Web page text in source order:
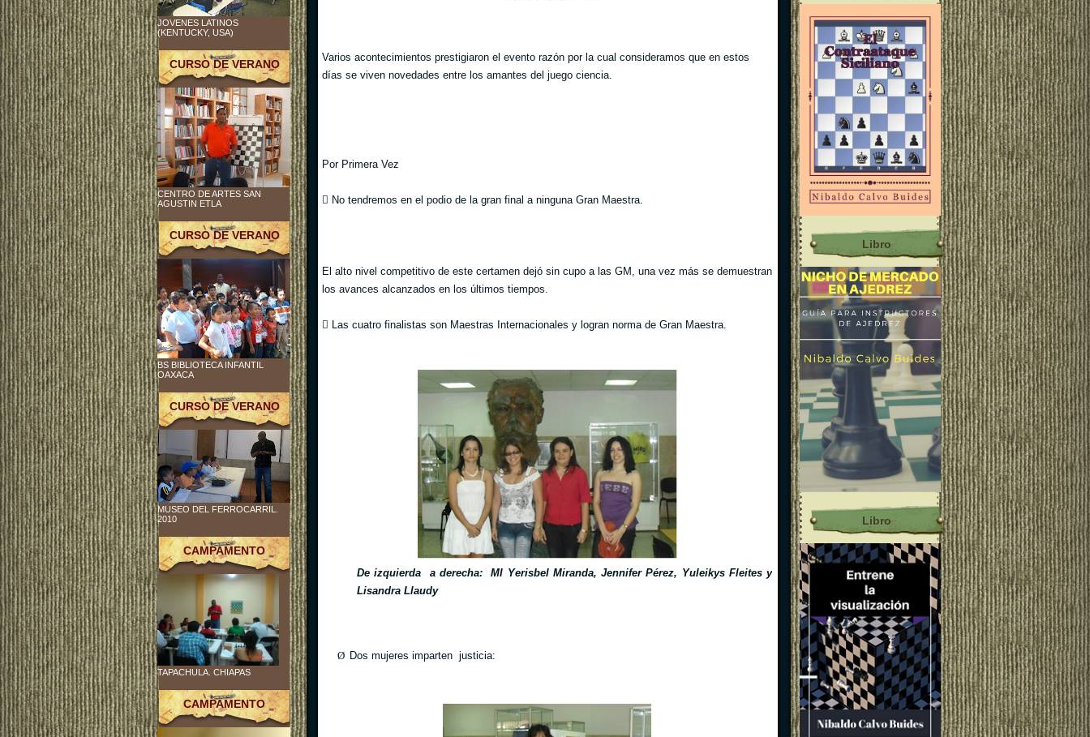
Varios acontecimientos prestigiaron el evento razón por la cual consideramos que en estos
días se viven novedades entre los amantes del juego ciencia.
Por Primera Vez
 No tendremos en el podio de la gran final a ninguna Gran Maestra.
El alto nivel competitivo de este certamen dejó sin cupo a las GM, una vez más se demuestran
los avances alcanzados en los últimos tiempos.
 Las cuatro finalistas son Maestras Internacionales y logran norma de Gran Maestra.
De izquierda a derecha: MI Yerisbel Miranda, Jennifer Pérez, Yuleikys Fleites y
Lisandra Llaudy
Ø Dos mujeres imparten justicia:
JOVENES LATINOS
(KENTUCKY, USA)
CURSO DE VERANO
CENTRO DE ARTES SAN
AGUSTIN ETLA
CURSO DE VERANO
BS BIBLIOTECA INFANTIL
OAXACA
CURSO DE VERANO
MUSEO DEL FERROCARRIL.
2010
CAMPAMENTO
TAPACHULA. CHIAPAS
CAMPAMENTO
Libro
Libro